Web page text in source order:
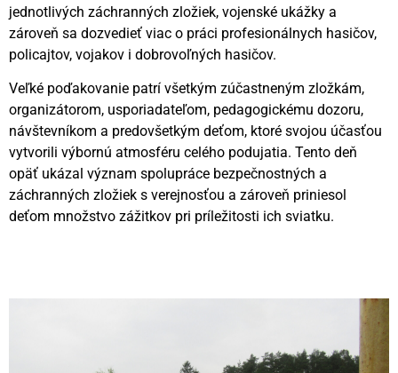
jednotlivých záchranných zložiek, vojenské ukážky a
zároveň sa dozvedieť viac o práci profesionálnych hasičov,
policajtov, vojakov i dobrovoľných hasičov.
Veľké poďakovanie patrí všetkým zúčastneným zložkám,
organizátorom, usporiadateľom, pedagogickému dozoru,
návštevníkom a predovšetkým deťom, ktoré svojou účasťou
vytvorili výbornú atmosféru celého podujatia. Tento deň
opäť ukázal význam spolupráce bezpečnostných a
záchranných zložiek s verejnosťou a zároveň priniesol
deťom množstvo zážitkov pri príležitosti ich sviatku.